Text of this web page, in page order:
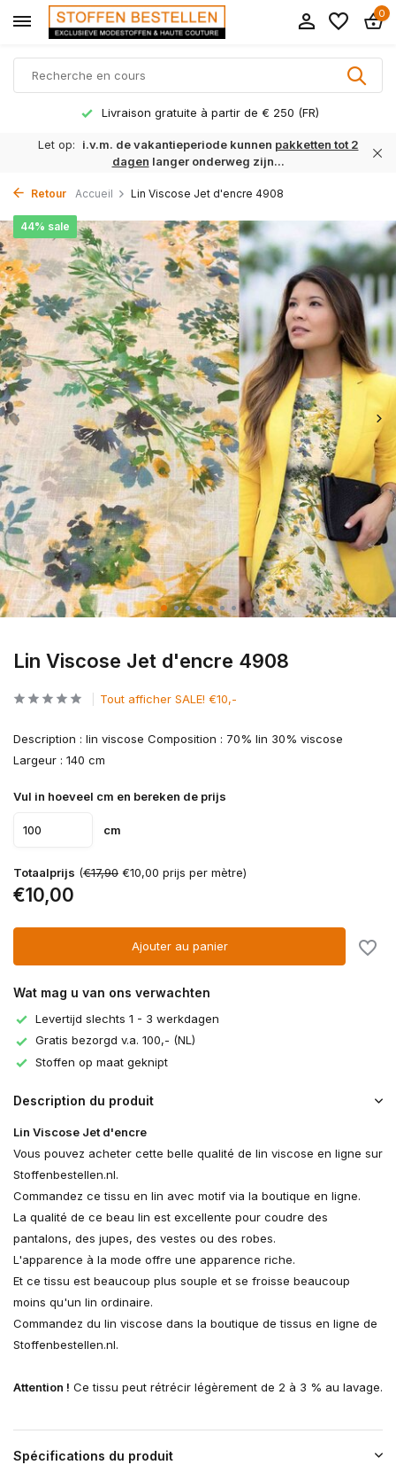
0
Livraison gratuite à partir de € 250 (FR)
Let op: i.v.m. de vakantieperiode kunnen pakketten tot 2
dagen langer onderweg zijn...
Retour Accueil Lin Viscose Jet d'encre 4908
Lin Viscose Jet d'encre 4908
44% sale
Tout afficher SALE! €10,-
Description : lin viscose Composition : 70% lin 30% viscose
Largeur : 140 cm
Vul in hoeveel cm en bereken de prijs
cm
Totaalprijs (€17,90 €10,00 prijs per mètre)
€10,00
Ajouter au panier
Wat mag u van ons verwachten
Levertijd slechts 1 - 3 werkdagen
Gratis bezorgd v.a. 100,- (NL)
Stoffen op maat geknipt
Description du produit
Lin Viscose Jet d'encre
Vous pouvez acheter cette belle qualité de lin viscose en ligne sur
Stoffenbestellen.nl.
Commandez ce tissu en lin avec motif via la boutique en ligne.
La qualité de ce beau lin est excellente pour coudre des
pantalons, des jupes, des vestes ou des robes.
L'apparence à la mode offre une apparence riche.
Et ce tissu est beaucoup plus souple et se froisse beaucoup
moins qu'un lin ordinaire.
Commandez du lin viscose dans la boutique de tissus en ligne de
Stoffenbestellen.nl.
Attention ! Ce tissu peut rétrécir légèrement de 2 à 3 % au lavage.
Spécifications du produit